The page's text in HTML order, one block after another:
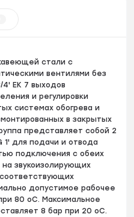
стали с
вентилями без
4' EK 7 выходов
и регулировки
системах обогрева и
в закрытых
представляет собой 2
для подачи и отвода
подключения с обеих
звукоизолирующих
допустимое рабочее
80 оC. Максимальное
8 бар при 20 оC.